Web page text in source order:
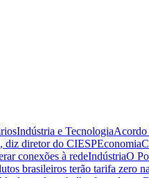
Indústria e TecnologiaAcordo
diz diretor do CIESPEconomia
conexões à redeIndústriaO
brasileiros terão tarifa zero